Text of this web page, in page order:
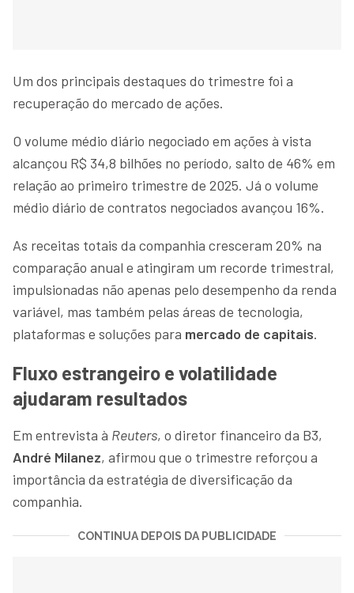
Um dos principais destaques do trimestre foi a
recuperação do mercado de ações.
O volume médio diário negociado em ações à vista
alcançou R$ 34,8 bilhões no período, salto de 46% em
relação ao primeiro trimestre de 2025. Já o volume
médio diário de contratos negociados avançou 16%.
As receitas totais da companhia cresceram 20% na
comparação anual e atingiram um recorde trimestral,
impulsionadas não apenas pelo desempenho da renda
variável, mas também pelas áreas de tecnologia,
plataformas e soluções para mercado de capitais.
Fluxo estrangeiro e volatilidade
ajudaram resultados
Em entrevista à Reuters, o diretor financeiro da B3,
André Milanez, afirmou que o trimestre reforçou a
importância da estratégia de diversificação da
companhia.
CONTINUA DEPOIS DA PUBLICIDADE